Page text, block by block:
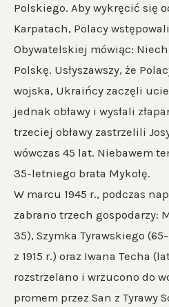
Polskiego. Aby wykręcić się
Karpatach, Polacy
Obywatelskiej mówiąc:
Polskę. Usłyszawszy, że
wojska, Ukraińcy zaczęli
jednak obławy i wysłali
trzeciej obławy zastrzelili
wówczas 45 lat. Niebawem
35-letniego brata Mykołę.
W marcu 1945 r., podczas
zabrano trzech gospodarzy:
35), Szymka Tyrawskiego
z 1915 r.) oraz Iwana Techa
rozstrzelano i wrzucono do
promem przez San z Tyrawy